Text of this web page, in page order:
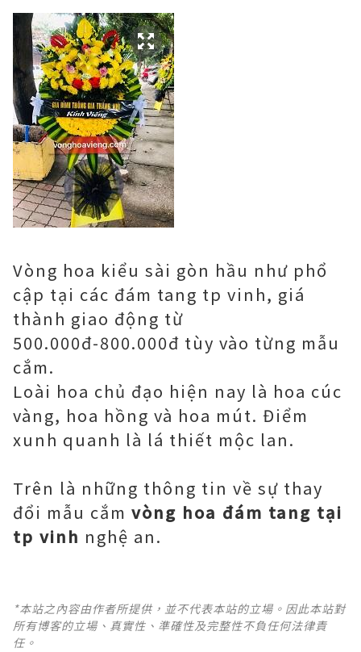
Vòng hoa kiểu sài gòn hầu như phổ
cập tại các đám tang tp vinh, giá
thành giao động từ
500.000đ-800.000đ tùy vào từng mẫu
cắm.
Loài hoa chủ đạo hiện nay là hoa cúc
vàng, hoa hồng và hoa mút. Điểm
xunh quanh là lá thiết mộc lan.
Trên là những thông tin về sự thay
đổi mẫu cắm vòng hoa đám tang tại
tp vinh nghệ an.
*本站之內容由作者所提供，並不代表本站的立場。因此本站對
所有博客的立場、真實性、準確性及完整性不負任何法律責
任。